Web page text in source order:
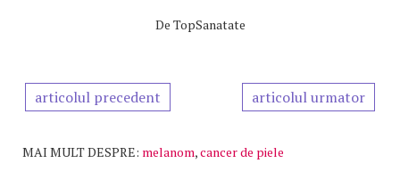
De TopSanatate
articolul precedent articolul urmator
MAI MULT DESPRE: melanom,cancer de piele